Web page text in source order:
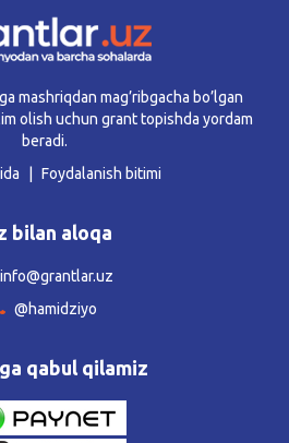
mashriqdan mag’ribgacha bo’lgan
olish uchun grant topishda yordam
beradi.
Foydalanish bitimi
bilan aloqa
info@grantlar.uz
@hamidziyo
qabul qilamiz